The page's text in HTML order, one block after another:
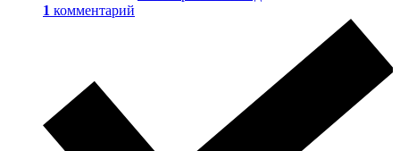
1 комментарий